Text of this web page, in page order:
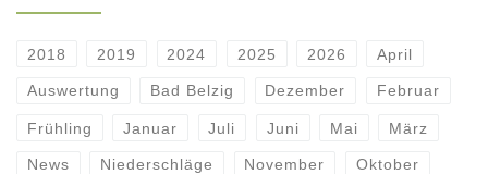
2018 2019 2024 2025 2026 April
Auswertung Bad Belzig Dezember Februar
Frühling Januar Juli Juni Mai März
News Niederschläge November Oktober